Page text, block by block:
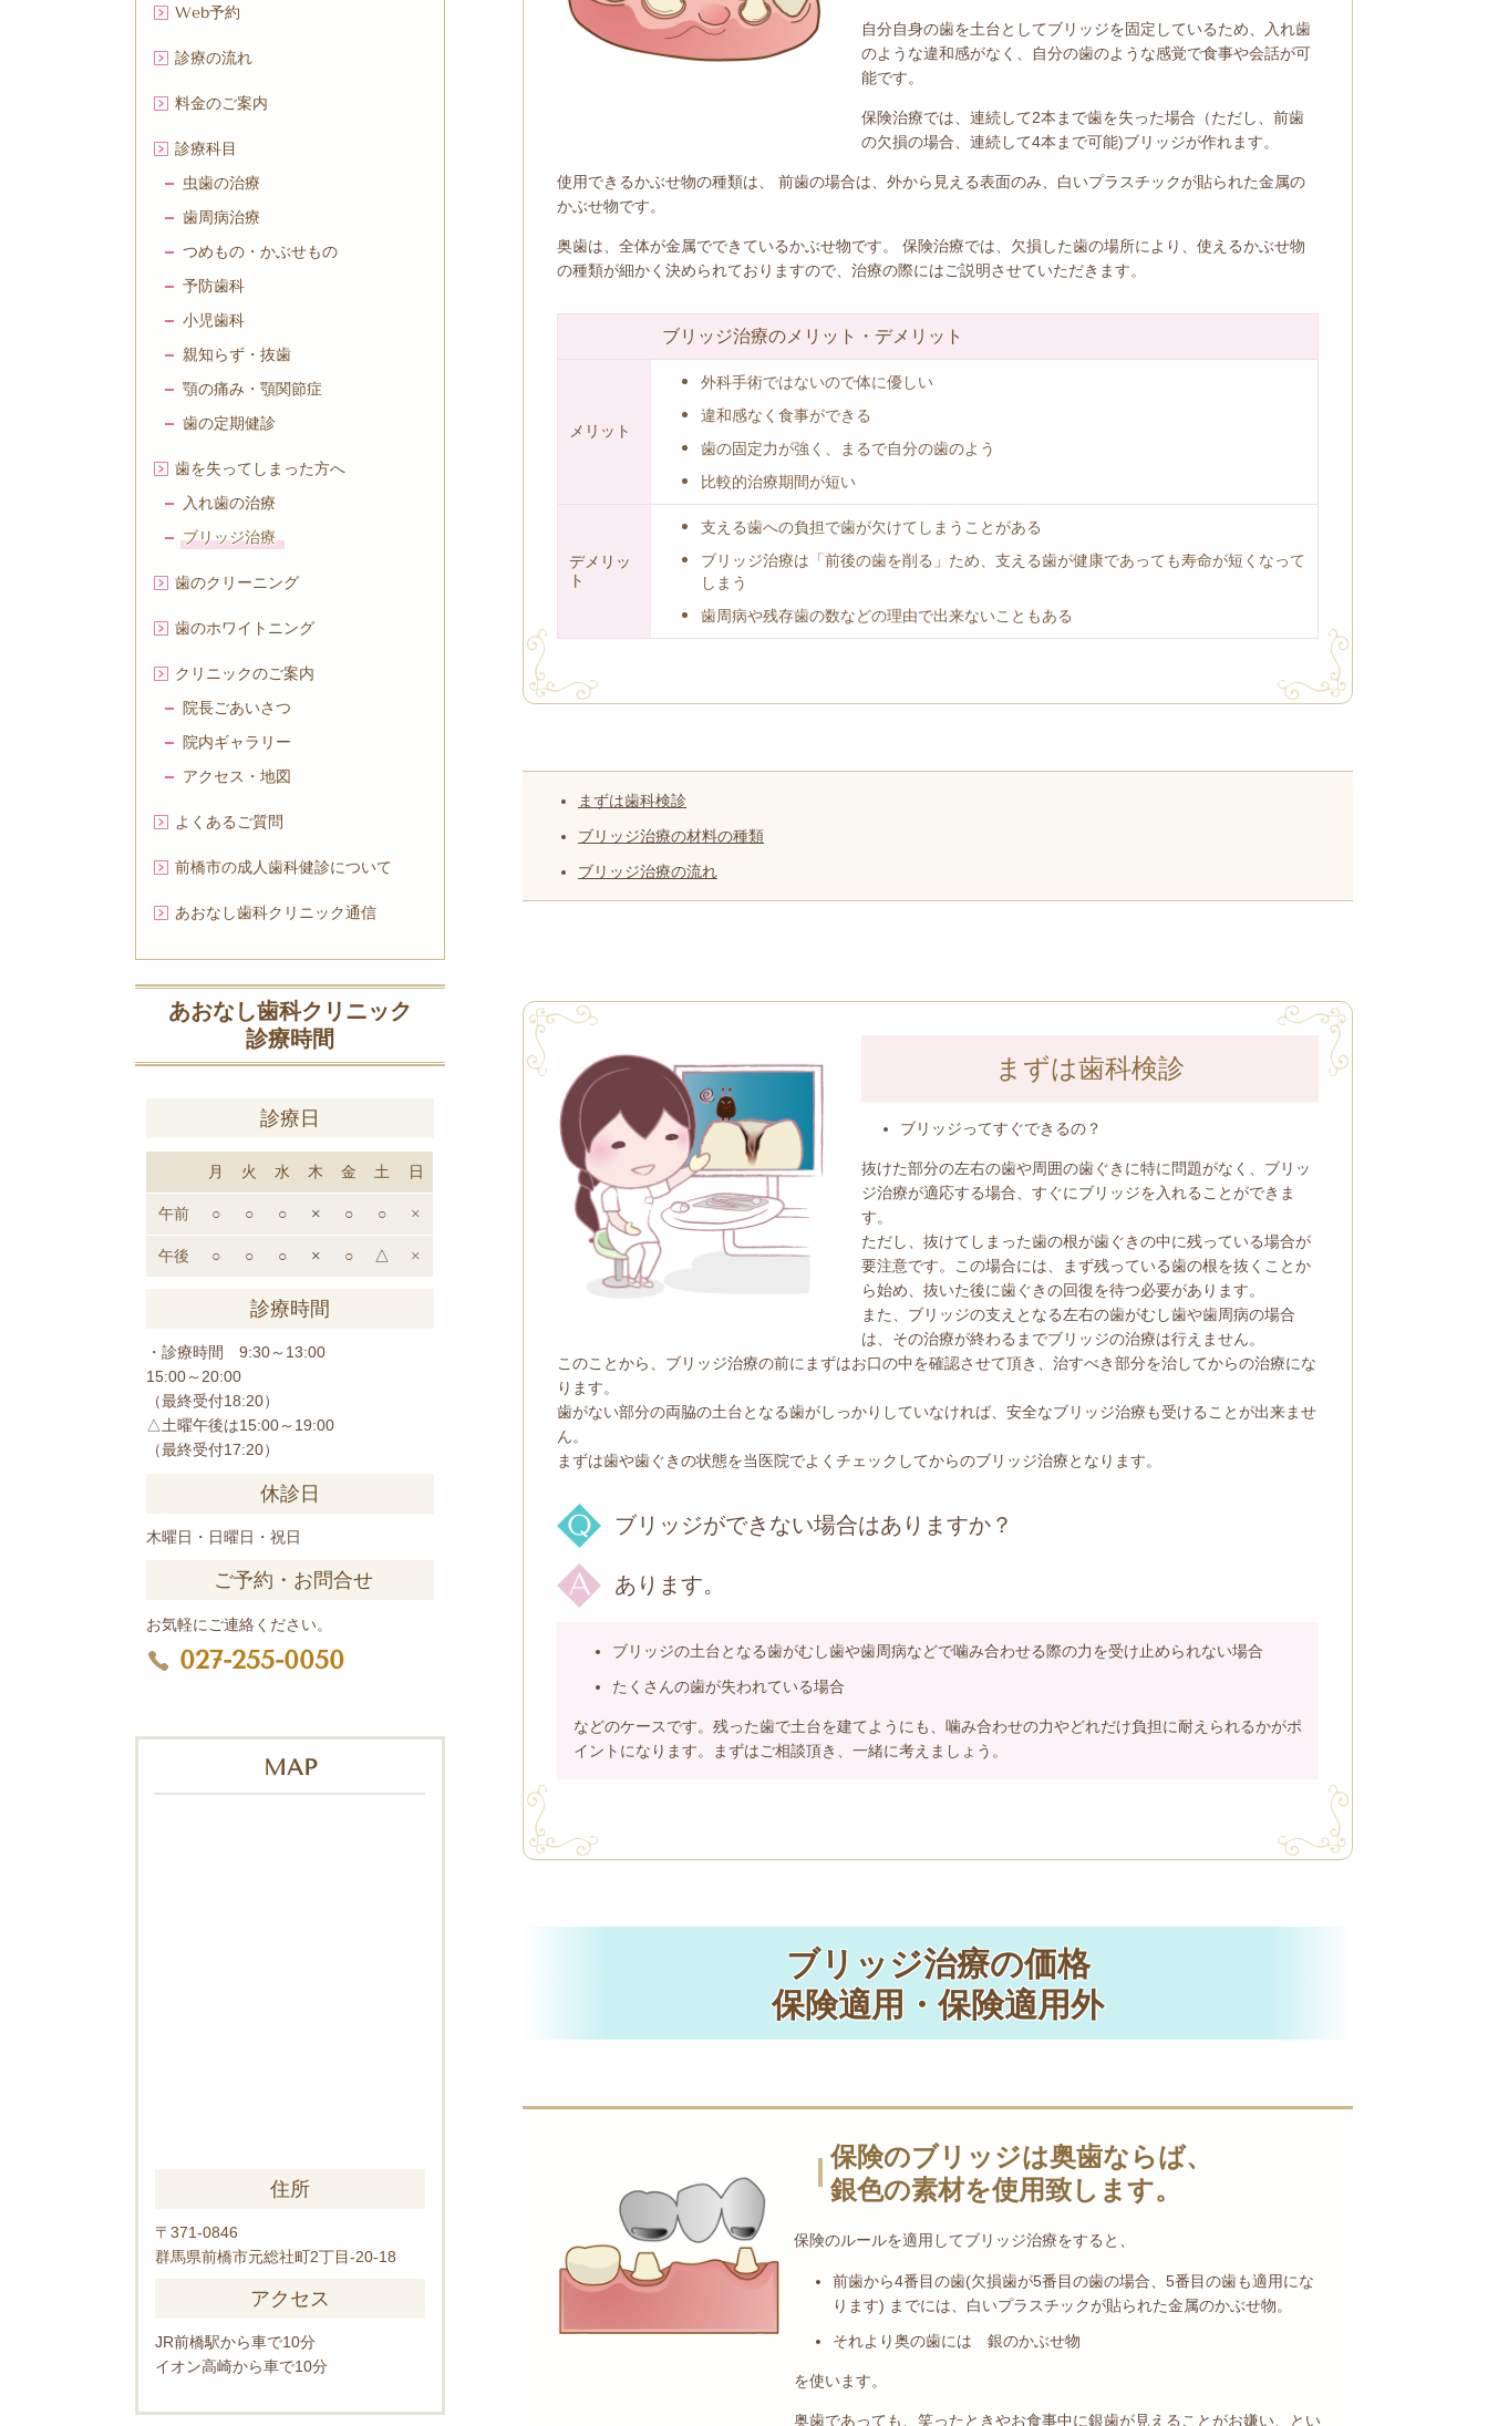
自分自身の歯を土台としてブリッジを固定しているため、入れ歯
のような違和感がなく、自分の歯のような感覚で食事や会話が可
能です。
保険治療では、連続して2本まで歯を失った場合（ただし、前歯
の欠損の場合、連続して4本まで可能)ブリッジが作れます。
使用できるかぶせ物の種類は、 前歯の場合は、外から見える表面のみ、白いプラスチックが貼られた金属の
かぶせ物です。
奥歯は、全体が金属でできているかぶせ物です。 保険治療では、欠損した歯の場所により、使えるかぶせ物
の種類が細かく決められておりますので、治療の際にはご説明させていただきます。
ブリッジ治療のメリット・デメリット
メリット
外科手術ではないので体に優しい
違和感なく食事ができる
歯の固定力が強く、まるで自分の歯のよう
比較的治療期間が短い
デメリッ
ト
支える歯への負担で歯が欠けてしまうことがある
ブリッジ治療は「前後の歯を削る」ため、支える歯が健康であっても寿命が短くなって
しまう
歯周病や残存歯の数などの理由で出来ないこともある
まずは歯科検診
ブリッジ治療の材料の種類
ブリッジ治療の流れ
まずは歯科検診
ブリッジってすぐできるの？
抜けた部分の左右の歯や周囲の歯ぐきに特に問題がなく、ブリッ
ジ治療が適応する場合、すぐにブリッジを入れることができま
す。
ただし、抜けてしまった歯の根が歯ぐきの中に残っている場合が
要注意です。この場合には、まず残っている歯の根を抜くことか
ら始め、抜いた後に歯ぐきの回復を待つ必要があります。
また、ブリッジの支えとなる左右の歯がむし歯や歯周病の場合
は、その治療が終わるまでブリッジの治療は行えません。
このことから、ブリッジ治療の前にまずはお口の中を確認させて頂き、治すべき部分を治してからの治療にな
ります。
歯がない部分の両脇の土台となる歯がしっかりしていなければ、安全なブリッジ治療も受けることが出来ませ
ん。
まずは歯や歯ぐきの状態を当医院でよくチェックしてからのブリッジ治療となります。
ブリッジができない場合はありますか？
あります。
ブリッジの土台となる歯がむし歯や歯周病などで噛み合わせる際の力を受け止められない場合
たくさんの歯が失われている場合
などのケースです。残った歯で土台を建てようにも、噛み合わせの力やどれだけ負担に耐えられるかがポ
イントになります。まずはご相談頂き、一緒に考えましょう。
ブリッジ治療の価格
保険適用・保険適用外
保険のブリッジは奥歯ならば、
銀色の素材を使用致します。
保険のルールを適用してブリッジ治療をすると、
前歯から4番目の歯(欠損歯が5番目の歯の場合、5番目の歯も適用にな
ります) までには、白いプラスチックが貼られた金属のかぶせ物。
それより奥の歯には 銀のかぶせ物
を使います。
奥歯であっても、笑ったときやお食事中に銀歯が見えることがお嫌い、とい
Web予約
診療の流れ
料金のご案内
診療科目
虫歯の治療
歯周病治療
つめもの・かぶせもの
予防歯科
小児歯科
親知らず・抜歯
顎の痛み・顎関節症
歯の定期健診
歯を失ってしまった方へ
入れ歯の治療
ブリッジ治療
歯のクリーニング
歯のホワイトニング
クリニックのご案内
院長ごあいさつ
院内ギャラリー
アクセス・地図
よくあるご質問
前橋市の成人歯科健診について
あおなし歯科クリニック通信
あおなし歯科クリニック
診療時間
診療日
月 火 水 木 金 土 日
午前 ○ ○ ○ × ○ ○ ×
午後 ○ ○ ○ × ○ △ ×
診療時間
・診療時間 9:30～13:00
15:00～20:00
（最終受付18:20）
△土曜午後は15:00～19:00
（最終受付17:20）
休診日
木曜日・日曜日・祝日
ご予約・お問合せ
お気軽にご連絡ください。
027-255-0050
MAP
住所
〒371-0846
群馬県前橋市元総社町2丁目-20-18
アクセス
JR前橋駅から車で10分
イオン高崎から車で10分